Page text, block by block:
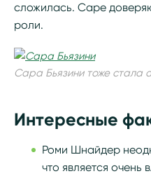
сложилась. Саре
роли.
Сара Бьязини тоже стала
Интересные
Роми Шнайдер
что является